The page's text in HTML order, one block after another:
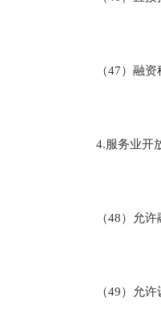
（47）融资租
4.服务业开放
（48）允许融
（49）允许设